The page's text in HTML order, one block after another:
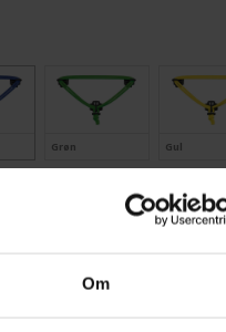
Om
Grøn Gul
Rød Sort